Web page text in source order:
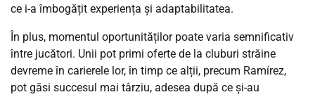
ce i-a îmbogățit experiența și adaptabilitatea.
În plus, momentul oportunităților poate varia semnificativ
între jucători. Unii pot primi oferte de la cluburi străine
devreme în carierele lor, în timp ce alții, precum Ramírez,
pot găsi succesul mai târziu, adesea după ce și-au